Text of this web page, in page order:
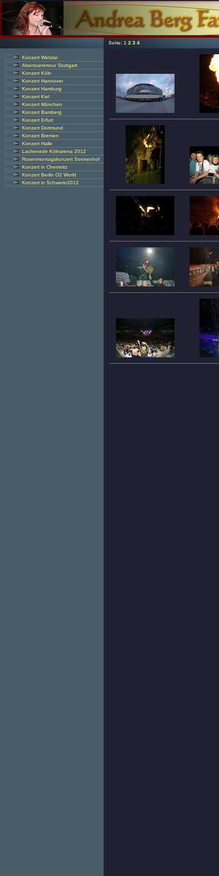
Seite: 1 2 3 4
Konzert Wetzlar
Abentuerertour Stuttgart
Konzert Köln
Konzert Hannover
Konzert Hamburg
Konzert Kiel
Konzert München
Konzert Bamberg
Konzert Erfurt
Konzert Dortmund
Konzert Bremen
Konzert Halle
Lachenede Kölnarena 2012
Rosenmontagskonzert Sonnenhof
Konzert in Chemnitz
Konzert Berlin O2 World
Konzert in Schwerin2012